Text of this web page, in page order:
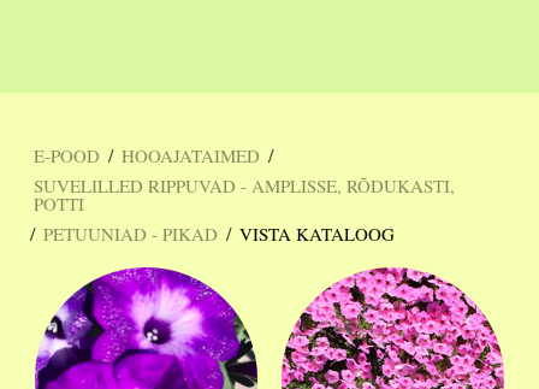
E-POOD / HOOAJATAIMED /
SUVELILLED RIPPUVAD - AMPLISSE, RÕDUKASTI,
POTTI
/ PETUUNIAD - PIKAD / VISTA KATALOOG